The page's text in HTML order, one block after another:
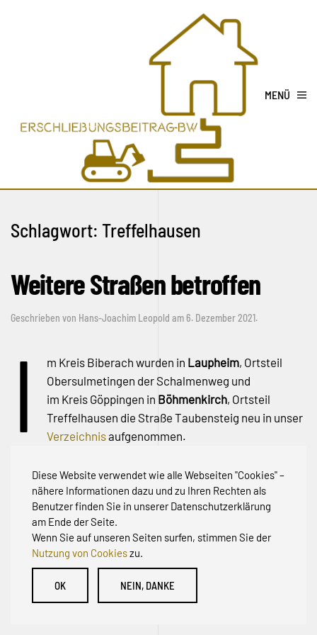
Diese Website verwendet wie alle Webseiten "Cookies" –
nähere Informationen dazu und zu Ihren Rechten als
Benutzer finden Sie in unserer Datenschutzerklärung
am Ende der Seite.
Wenn Sie auf unseren Seiten surfen, stimmen Sie der
Nutzung von Cookieszu.
OK NEIN, DANKE
MENÜ
Schlagwort: Treffelhausen
Weitere Straßen betroffen
Geschrieben von Hans-Joachim Leopold am6. Dezember 2021.
I m Kreis Biberach wurden in Laupheim, Ortsteil
Obersulmetingen der Schalmenweg und
im Kreis Göppingen in Böhmenkirch, Ortsteil
Treffelhausen die Straße Taubensteig neu in unser
Verzeichnisaufgenommen.
© Initiative zur Abwehr von Erschließungsbeiträgen für